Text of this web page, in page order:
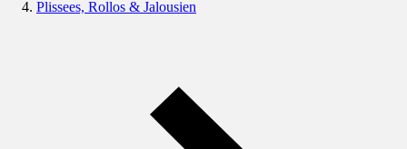
Plissees, Rollos & Jalousien